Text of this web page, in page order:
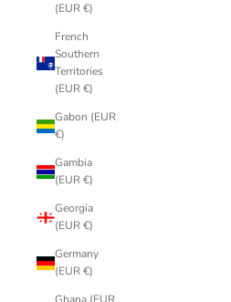
(EUR €)
French
Southern
Territories
(EUR €)
Gabon (EUR
€)
Gambia
(EUR €)
Georgia
(EUR €)
Germany
(EUR €)